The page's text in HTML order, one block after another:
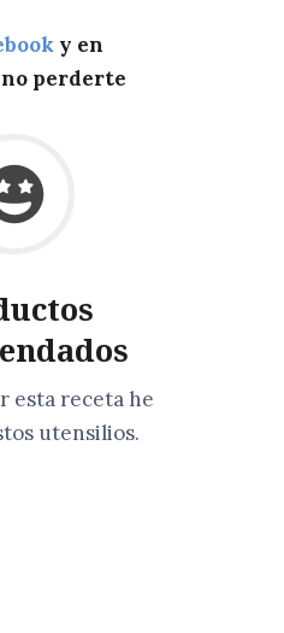
y en
perderte
esta receta he
utensilios.